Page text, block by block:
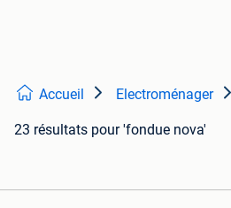
Accueil Electroménager
23 résultats pour 'fondue nova'